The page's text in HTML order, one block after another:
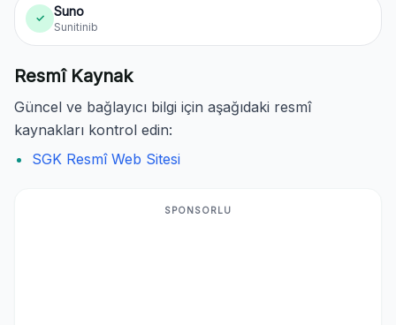
✓ Suno
Sunitinib
Resmî Kaynak
Güncel ve bağlayıcı bilgi için aşağıdaki resmî
kaynakları kontrol edin:
SGK Resmî Web Sitesi
SPONSORLU